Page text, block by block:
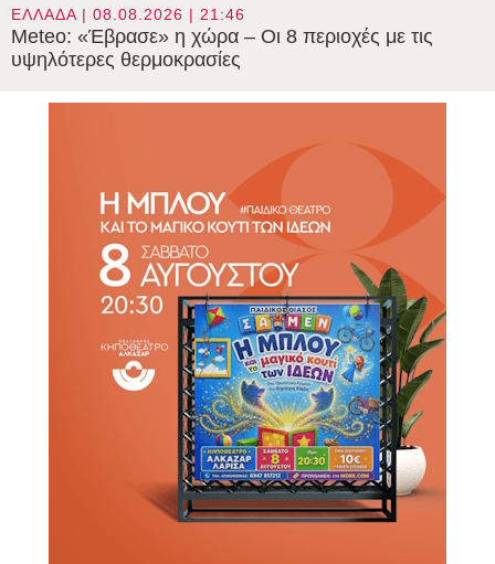
ΕΛΛΑΔΑ | 08.08.2026 | 21:46
Meteo: «Έβρασε» η χώρα – Οι 8 περιοχές με τις
υψηλότερες θερμοκρασίες